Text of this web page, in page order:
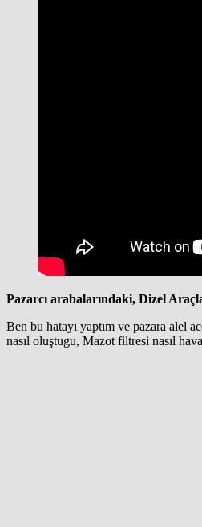
Pazarcı arabalarındaki, Dizel
Ben bu hatayı yaptım ve pazara alel
nasıl oluştugu, Mazot filtresi nasıl